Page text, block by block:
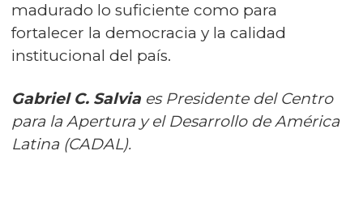
madurado lo suficiente como para
fortalecer la democracia y la calidad
institucional del país.
Gabriel C. Salvia es Presidente del Centro
para la Apertura y el Desarrollo de América
Latina (CADAL).